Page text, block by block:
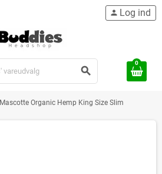
search
person Log ind
0
Mascotte Organic Hemp King Size Slim